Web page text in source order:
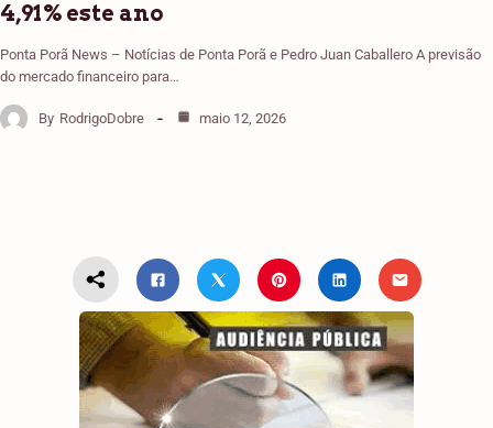
4,91% este ano
Ponta Porã News – Notícias de Ponta Porã e Pedro Juan Caballero A previsão
do mercado financeiro para…
By RodrigoDobre maio 12, 2026